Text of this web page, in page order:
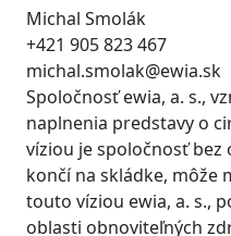
Michal Smolák
+421 905 823 467
michal.smolak@ewia.sk
Spoločnosť ewia, a. s.,
naplnenia predstavy o
víziou je spoločnosť bez
končí na skládke, môže
touto víziou ewia, a. s.,
oblasti obnoviteľných